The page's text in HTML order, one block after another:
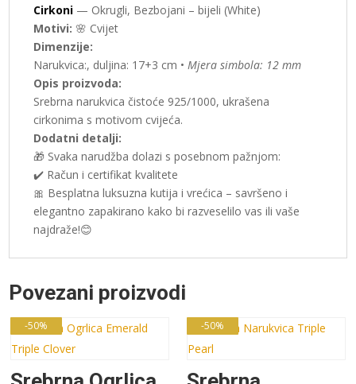
Cirkoni — Okrugli, Bezbojani – bijeli (White)
Motivi: 🌸 Cvijet
Dimenzije:
Narukvica:, duljina: 17+3 cm •Mjera simbola: 12 mm
Opis proizvoda:
Srebrna narukvica čistoće 925/1000, ukrašena
cirkonima s motivom cvijeća.
Dodatni detalji:
🎁 Svaka narudžba dolazi s posebnom pažnjom:
✔️ Račun i certifikat kvalitete
🎀 Besplatna luksuzna kutija i vrećica – savršeno i
elegantno zapakirano kako bi razveselilo vas ili vaše
najdraže!😊
Povezani proizvodi
-50% -50%